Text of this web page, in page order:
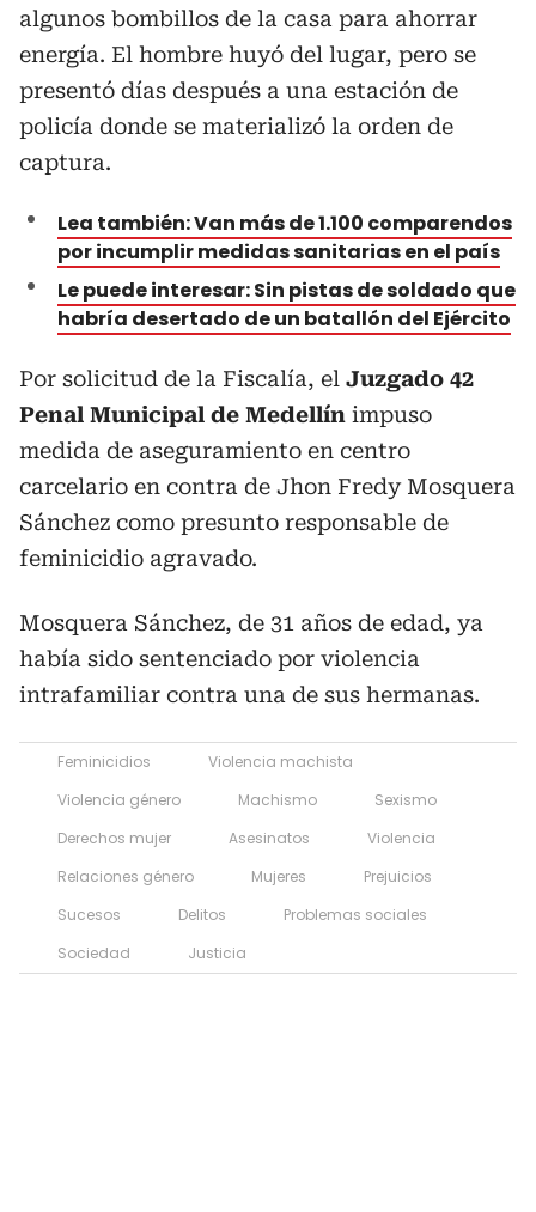
algunos bombillos de la casa para ahorrar
energía. El hombre huyó del lugar, pero se
presentó días después a una estación de
policía donde se materializó la orden de
captura.
Lea también: Van más de 1.100 comparendos
por incumplir medidas sanitarias en el país
Le puede interesar:Sin pistas de soldado que
habría desertado de un batallón del Ejército
Por solicitud de la Fiscalía, el Juzgado 42
Penal Municipal de Medellín impuso
medida de aseguramiento en centro
carcelario en contra de Jhon Fredy Mosquera
Sánchez como presunto responsable de
feminicidio agravado.
Mosquera Sánchez, de 31 años de edad, ya
había sido sentenciado por violencia
intrafamiliar contra una de sus hermanas.
Feminicidios
Violencia machista
Violencia género
Machismo
Sexismo
Derechos mujer
Asesinatos
Violencia
Relaciones género
Mujeres
Prejuicios
Sucesos
Delitos
Problemas sociales
Sociedad
Justicia